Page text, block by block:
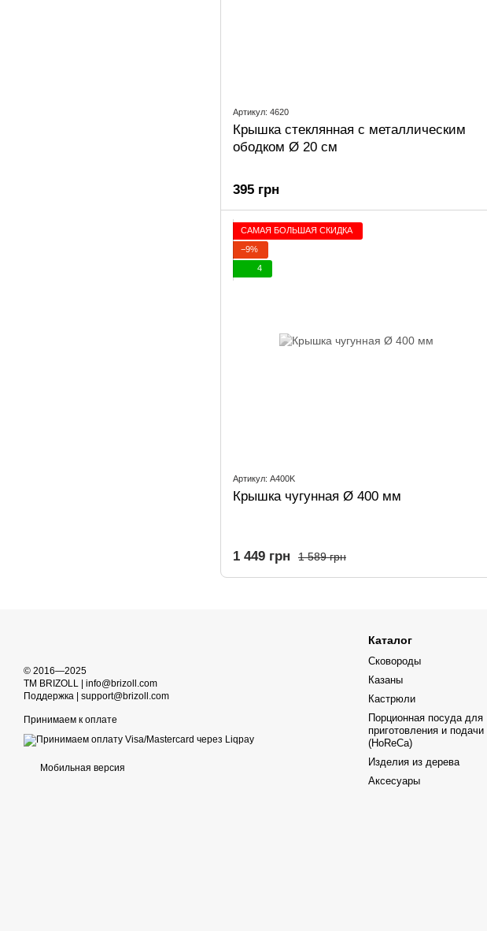
Артикул: 4620
Крышка стеклянная с металлическим
ободком Ø 20 см
395 грн
САМАЯ БОЛЬШАЯ СКИДКА
−9%
4
Артикул: A400K
Крышка чугунная Ø 400 мм
1 589 грн
1 449 грн
© 2016—2025
TM BRIZOLL | info@brizoll.com
Поддержка | support@brizoll.com
Принимаем к оплате
Мобильная версия
Каталог
Сковороды
Казаны
Кастрюли
Порционная посуда для
приготовления и подачи
(HoReCa)
Изделия из дерева
Аксесуары